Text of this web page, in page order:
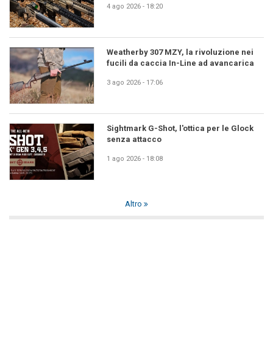
4 ago 2026 - 18:20
Weatherby 307 MZY, la rivoluzione nei
fucili da caccia In-Line ad avancarica
3 ago 2026 - 17:06
Sightmark G-Shot, l'ottica per le Glock
senza attacco
1 ago 2026 - 18:08
Altro